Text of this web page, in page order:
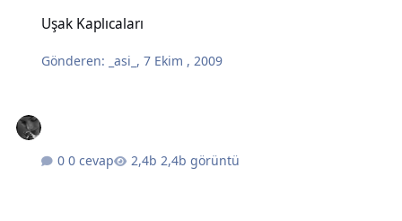
Uşak Kaplıcaları
Gönderen: _asi_ ,7 Ekim , 2009
0 cevap 2,4b görüntü